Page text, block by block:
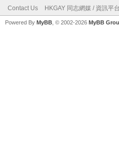
Contact Us HKGAY 同志網媒 / 資訊平台
Powered By MyBB , © 2002-2026 MyBB